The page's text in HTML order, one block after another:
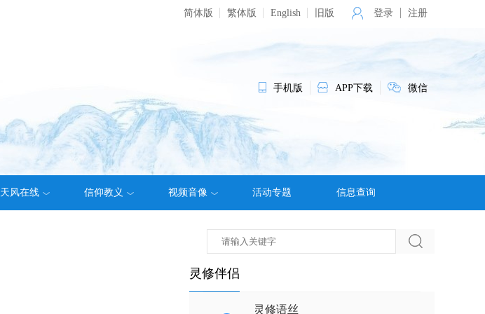
简体版 繁体版 English 旧版 登录 注册
手机版 APP下载 微信
天风在线 信仰教义 视频音像 活动专题 信息查询
灵修伴侣
灵修语丝